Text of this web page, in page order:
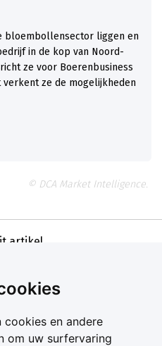
cookies en andere
om uw surfervaring
bloembollensector liggen en
in de kop van Noord-
ze voor Boerenbusiness
ze de mogelijkheden
© DCA Market Intelligence.
artikel